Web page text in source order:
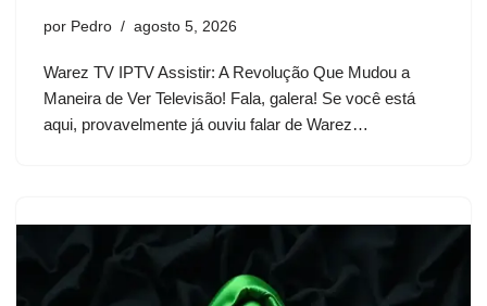
por Pedro agosto 5, 2026
Warez TV IPTV Assistir: A Revolução Que Mudou a
Maneira de Ver Televisão! Fala, galera! Se você está
aqui, provavelmente já ouviu falar de Warez…